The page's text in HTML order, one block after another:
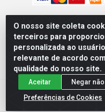
O nosso site coleta
terceiros para
personalizada ao
relevante de acordo
qualidade do nosso site.
Aceitar
Negar
Preferências de Cookies
Machado Carnes
Logradouro: Avenida
- CEP 64.500-000